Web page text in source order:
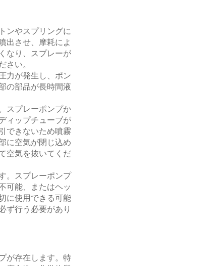
ンやスプリングに
出させ、摩耗によ
なり、スプレーが
さい。
力が発生し、ポン
の部品が長時間液
スプレーポンプか
ィップチューブが
できないため噴霧
に空気が閉じ込め
空気を抜いてくだ
。スプレーポンプ
可能、またはヘッ
に使用できる可能
ず行う必要があり
が存在します。特